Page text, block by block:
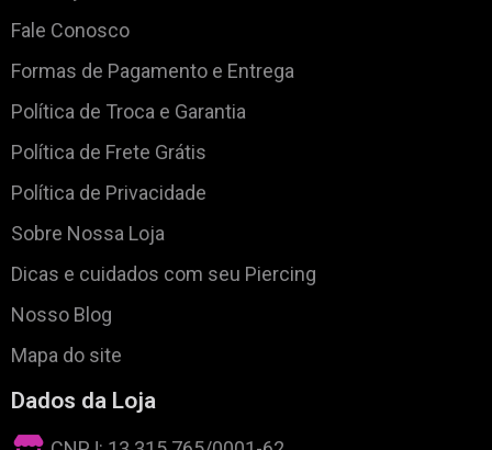
Fale Conosco
Formas de Pagamento e Entrega
Política de Troca e Garantia
Política de Frete Grátis
Política de Privacidade
Sobre Nossa Loja
Dicas e cuidados com seu Piercing
Nosso Blog
Mapa do site
Dados da Loja